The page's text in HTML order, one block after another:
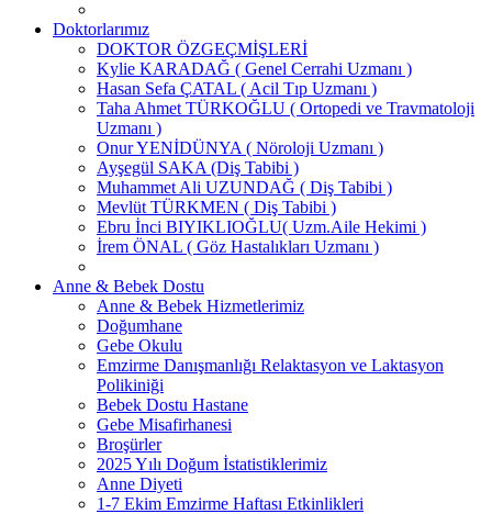
Doktorlarımız
DOKTOR ÖZGEÇMİŞLERİ
Kylie KARADAĞ ( Genel Cerrahi Uzmanı )
Hasan Sefa ÇATAL ( Acil Tıp Uzmanı )
Taha Ahmet TÜRKOĞLU ( Ortopedi ve Travmatoloji
Uzmanı )
Onur YENİDÜNYA ( Nöroloji Uzmanı )
Ayşegül SAKA (Diş Tabibi )
Muhammet Ali UZUNDAĞ ( Diş Tabibi )
Mevlüt TÜRKMEN ( Diş Tabibi )
Ebru İnci BIYIKLIOĞLU( Uzm.Aile Hekimi )
İrem ÖNAL ( Göz Hastalıkları Uzmanı )
Anne & Bebek Dostu
Anne & Bebek Hizmetlerimiz
Doğumhane
Gebe Okulu
Emzirme Danışmanlığı Relaktasyon ve Laktasyon
Polikiniği
Bebek Dostu Hastane
Gebe Misafirhanesi
Broşürler
2025 Yılı Doğum İstatistiklerimiz
Anne Diyeti
1-7 Ekim Emzirme Haftası Etkinlikleri